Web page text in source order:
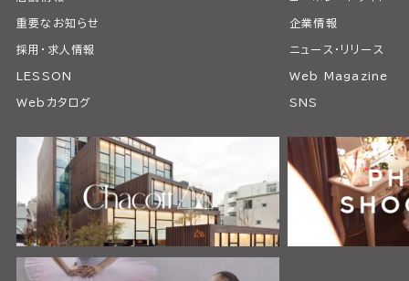
重要なお知らせ 企業情報
採用・求人情報 ニュース・リリース
LESSON Web Magazine
Webカタログ SNS